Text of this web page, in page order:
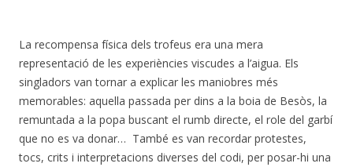
La recompensa física dels trofeus era una mera
representació de les experiències viscudes a l’aigua. Els
singladors van tornar a explicar les maniobres més
memorables: aquella passada per dins a la boia de Besòs, la
remuntada a la popa buscant el rumb directe, el role del garbí
que no es va donar… També es van recordar protestes,
tocs, crits i interpretacions diverses del codi, per posar-hi una